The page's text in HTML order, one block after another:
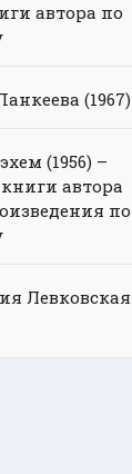
автора по
(1967)
(1956) –
автора
по
Левковская